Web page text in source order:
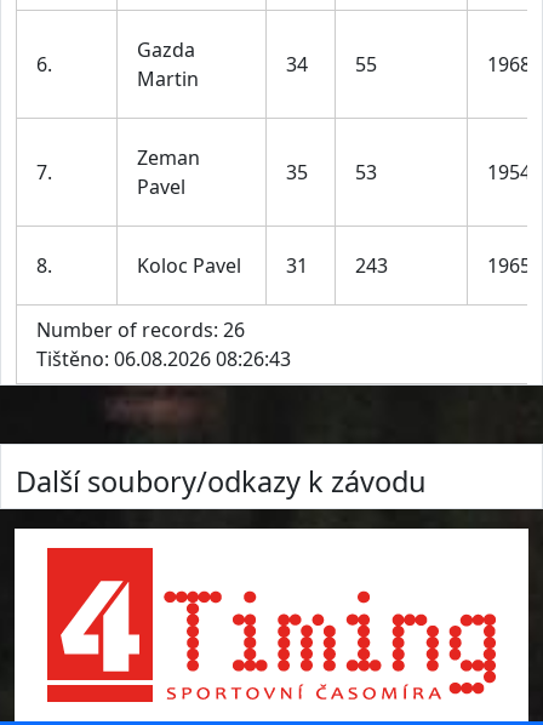
6.
Gazda
Martin
34 55 1968
7.
Zeman
Pavel
35 53 1954
8. Koloc Pavel 31 243 1965
Number of records: 26
Tištěno: 06.08.2026 08:26:43
Další soubory/odkazy k závodu